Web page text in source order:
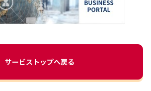
サービストップへ戻る